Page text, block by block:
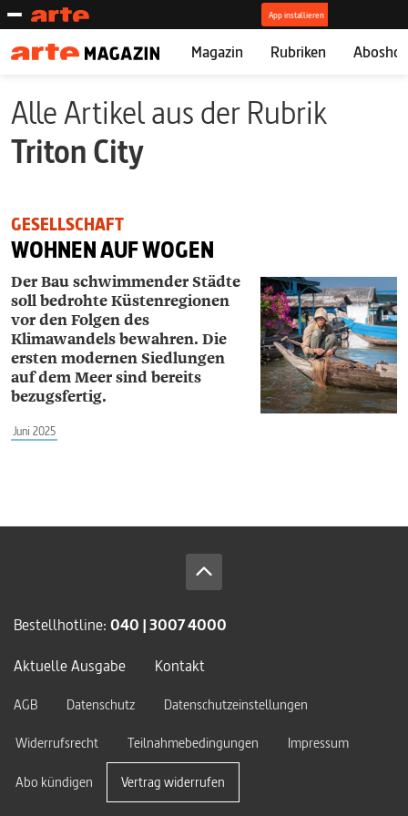
Magazin Rubriken
Alle Artikel aus der Rubrik
Triton ­City
GESELLSCHAFT
WOHNEN AUF WOGEN
Der Bau schwimmender Städte
soll bedrohte Küstenregionen
vor den Folgen des
Klimawandels bewahren. Die
ersten modernen Siedlungen
auf dem Meer sind bereits
bezugsfertig.
Juni 2025
Bestellhotline: 040 | 3007 4000
Aktuelle Ausgabe
Kontakt
AGB Datenschutz
Datenschutzeinstellungen
Widerrufsrecht
Teilnahmebedingungen Impressum
Abo kündigen Vertrag widerrufen